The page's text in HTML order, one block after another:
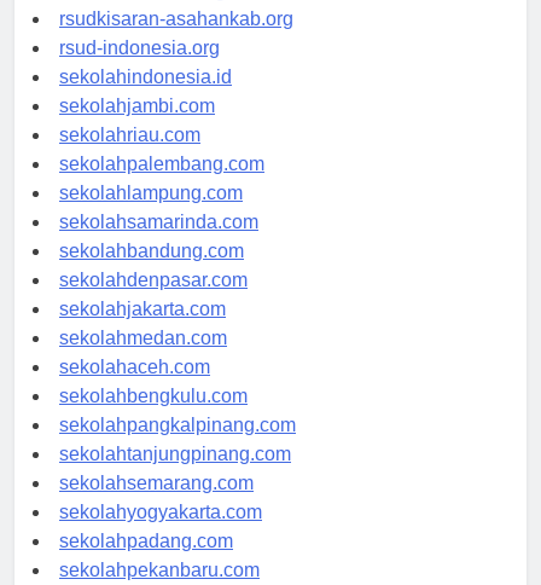
rsud-natunakab.org
rsudkisaran-asahankab.org
rsud-indonesia.org
sekolahindonesia.id
sekolahjambi.com
sekolahriau.com
sekolahpalembang.com
sekolahlampung.com
sekolahsamarinda.com
sekolahbandung.com
sekolahdenpasar.com
sekolahjakarta.com
sekolahmedan.com
sekolahaceh.com
sekolahbengkulu.com
sekolahpangkalpinang.com
sekolahtanjungpinang.com
sekolahsemarang.com
sekolahyogyakarta.com
sekolahpadang.com